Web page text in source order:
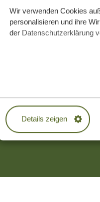
Wir verwenden Cookies
personalisieren und ihre
der Datenschutzerklärung
Details zeigen
12